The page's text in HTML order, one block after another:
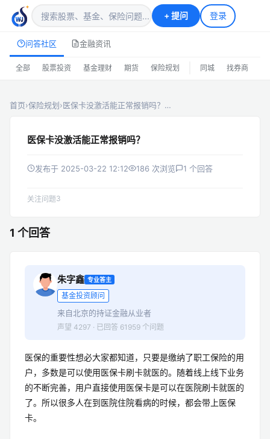
+提问 登录
问答社区 金融资讯
全部 股票投资 基金理财 期货 保险规划 同城 找券商
首页›保险规划›医保卡没激活能正常报销吗？…
医保卡没激活能正常报销吗？
发布于 2025-03-22 12:12 186 次浏览 1 个回答
关注问题3
1 个回答
朱字鑫 专业答主
基金投资顾问
来自北京的持证金融从业者
声望 4297 · 已回答 61959 个问题
医保的重要性想必大家都知道，只要是缴纳了职工保险的用
户，多数是可以使用医保卡刷卡就医的。随着线上线下业务
的不断完善，用户直接使用医保卡是可以在医院刷卡就医的
了。所以很多人在到医院住院看病的时候，都会带上医保
卡。